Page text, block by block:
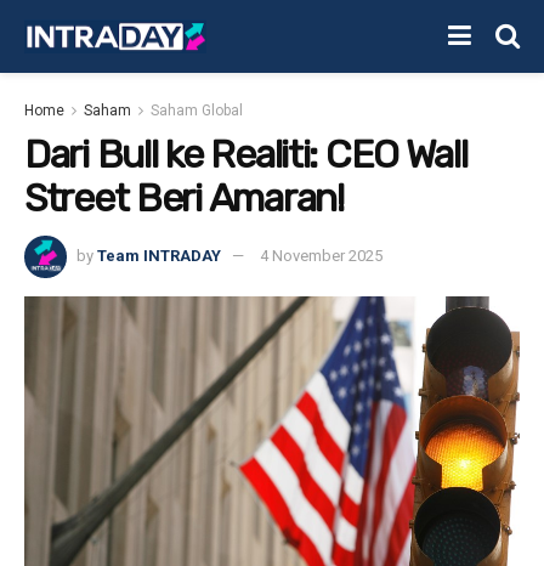
Home Saham Saham Global
Dari Bull ke Realiti: CEO Wall
Street Beri Amaran!
by Team INTRADAY 4 November 2025